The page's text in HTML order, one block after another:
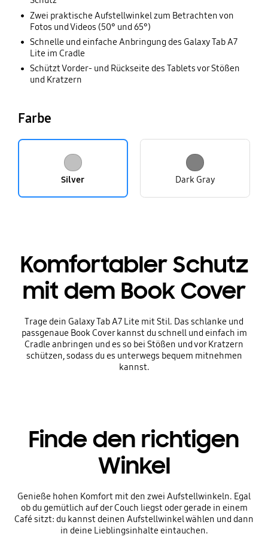
Zwei praktische Aufstellwinkel zum Betrachten von
Fotos und Videos (50° und 65°)
Schnelle und einfache Anbringung des Galaxy Tab A7
Lite im Cradle
Schützt Vorder- und Rückseite des Tablets vor Stößen
und Kratzern
Farbe
Silver Dark Gray
Komfortabler Schutz
mit dem Book Cover
Trage dein Galaxy Tab A7 Lite mit Stil. Das schlanke und
passgenaue Book Cover kannst du schnell und einfach im
Cradle anbringen und es so bei Stößen und vor Kratzern
schützen, sodass du es unterwegs bequem mitnehmen
kannst.
Finde den richtigen
Winkel
Genieße hohen Komfort mit den zwei Aufstellwinkeln. Egal
ob du gemütlich auf der Couch liegst oder gerade in einem
Café sitzt: du kannst deinen Aufstellwinkel wählen und dann
in deine Lieblingsinhalte eintauchen.